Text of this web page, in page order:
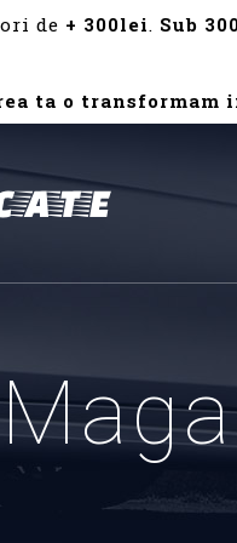
de + 300lei. Sub
ta o transformam